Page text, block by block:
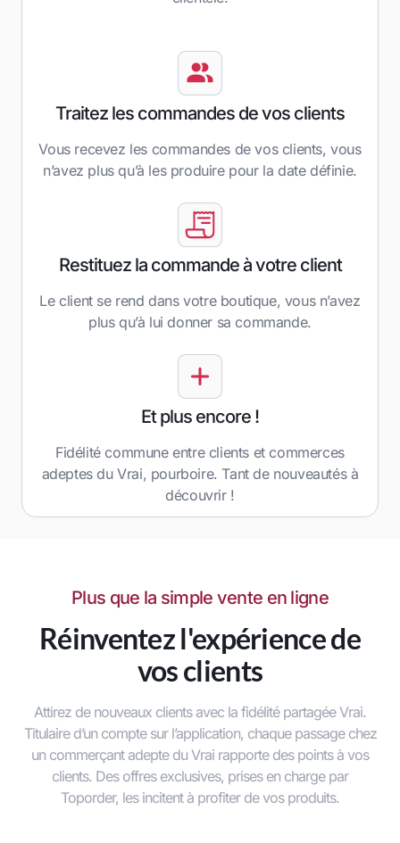
Traitez les commandes de vos clients
Vous recevez les commandes de vos clients, vous
n’avez plus qu’à les produire pour la date définie.
Restituez la commande à votre client
Le client se rend dans votre boutique, vous n’avez
plus qu’à lui donner sa commande.
Et plus encore !
Fidélité commune entre clients et commerces
adeptes du Vrai, pourboire. Tant de nouveautés à
découvrir !
Plus que la simple vente en ligne
Réinventez l'expérience de
vos clients
Attirez de nouveaux clients avec la fidélité partagée Vrai.
Titulaire d’un compte sur l’application, chaque passage chez
un commerçant adepte du Vrai rapporte des points à vos
clients. Des offres exclusives, prises en charge par
Toporder, les incitent à profiter de vos produits.